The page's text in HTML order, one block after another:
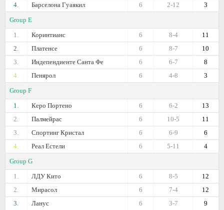
4.
Барселона Гуаякил 3
2-12
6
Group E
1.
Коринтианс 11
8-4
6
2.
Платенсе 10
8-7
6
3.
Индепендиенте Санта Фе 8
6-7
6
4.
Пенярол 3
4-8
6
Group F
1.
Керо Портено 13
6-2
6
2.
Палмейрас 11
10-5
6
3.
Спортинг Кристал 6
6-9
6
4.
Реал Естели 4
5-11
6
Group G
1.
ЛДУ Кито 12
8-5
6
2.
Мирасол 12
7-4
6
3.
Ланус 9
3-7
6